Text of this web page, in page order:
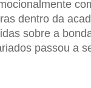
dentro da
sobre a
passou a